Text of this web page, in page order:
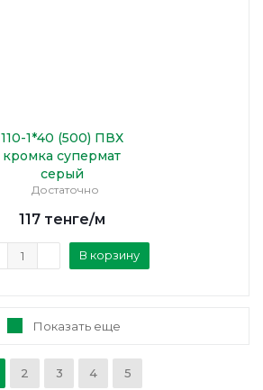
110-1*40 (500) ПВХ
кромка супермат
серый
Достаточно
117тенге/м
В корзину
Показать еще
2 3 4 5